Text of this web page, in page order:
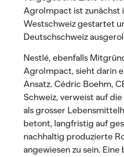
AgroImpact ist zunächst
Westschweiz gestartet
Deutschschweiz
Nestlé, ebenfalls
AgroImpact, sieht darin
Ansatz. Cédric Boehm,
Schweiz, verweist auf
als grosser
betont, langfristig auf
nachhaltig produzierte
angewiesen zu sein.